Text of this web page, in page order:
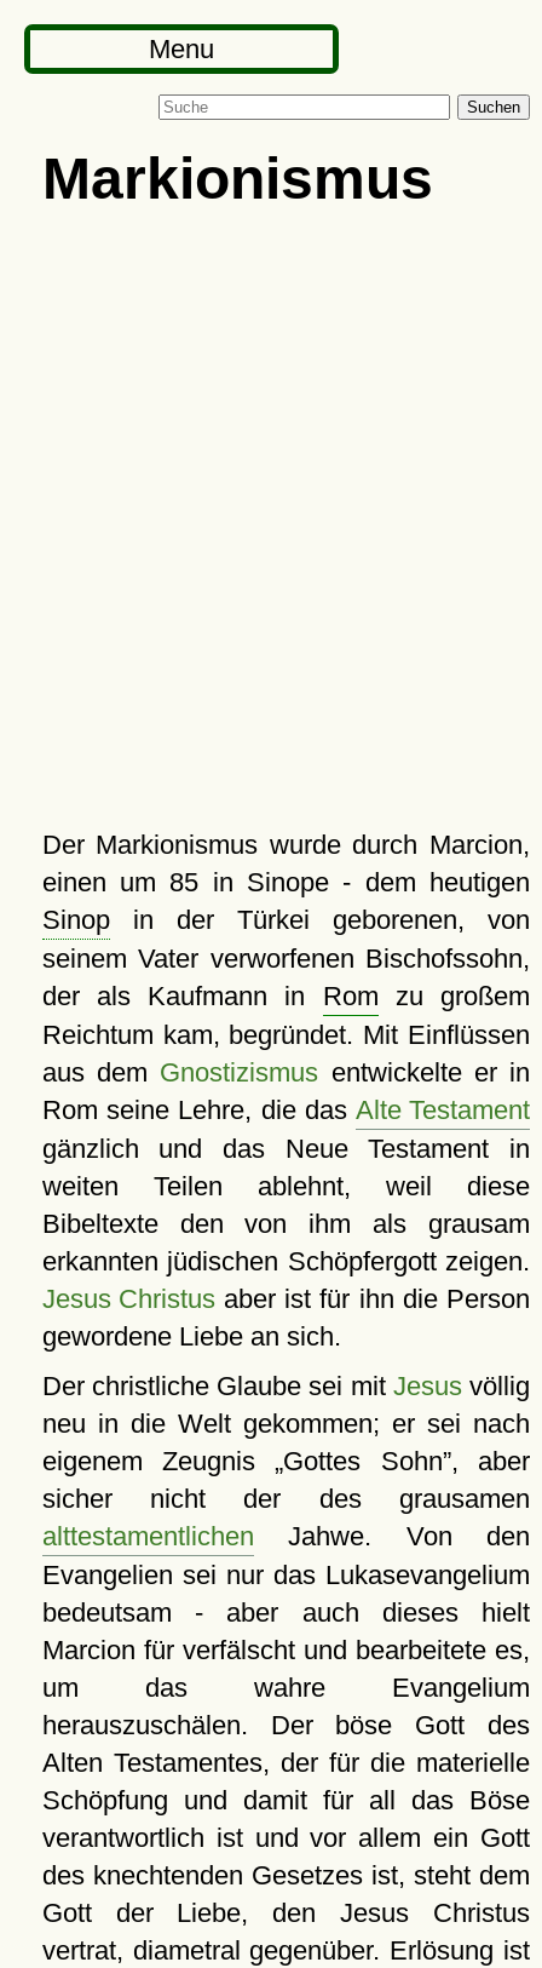
Menu
Suchen
Markionismus
Der Markionismus wurde durch Marcion,
einen um 85 in Sinope - dem heutigen
Sinopin der Türkei geborenen, von
seinem Vater verworfenen Bischofssohn,
der als Kaufmann in Rom zu großem
Reichtum kam, begründet. Mit Einflüssen
aus dem Gnostizismus entwickelte er in
Rom seine Lehre, die das Alte Testament
gänzlich und das Neue Testament in
weiten Teilen ablehnt, weil diese
Bibeltexte den von ihm als grausam
erkannten jüdischen Schöpfergott zeigen.
Jesus Christusaber ist für ihn die Person
gewordene Liebe an sich.
Der christliche Glaube sei mit Jesusvöllig
neu in die Welt gekommen; er sei nach
eigenem Zeugnis Gottes Sohn , aber
sicher nicht der des grausamen
alttestamentlichen Jahwe. Von den
Evangelien sei nur das Lukasevangelium
bedeutsam - aber auch dieses hielt
Marcion für verfälscht und bearbeitete es,
um das wahre Evangelium
herauszuschälen. Der böse Gott des
Alten Testamentes, der für die materielle
Schöpfung und damit für all das Böse
verantwortlich ist und vor allem ein Gott
des knechtenden Gesetzes ist, steht dem
Gott der Liebe, den Jesus Christus
vertrat, diametral gegenüber. Erlösung ist